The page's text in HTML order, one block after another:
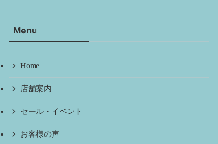
ブMenu
Home
店舗案内
セール・イベント
お客様の声